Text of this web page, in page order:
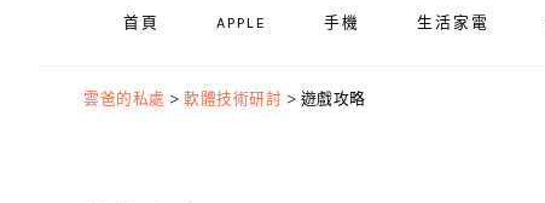
首頁 APPLE 手機 生活家電
雲爸的私處 > 軟體技術研討 > 遊戲攻略